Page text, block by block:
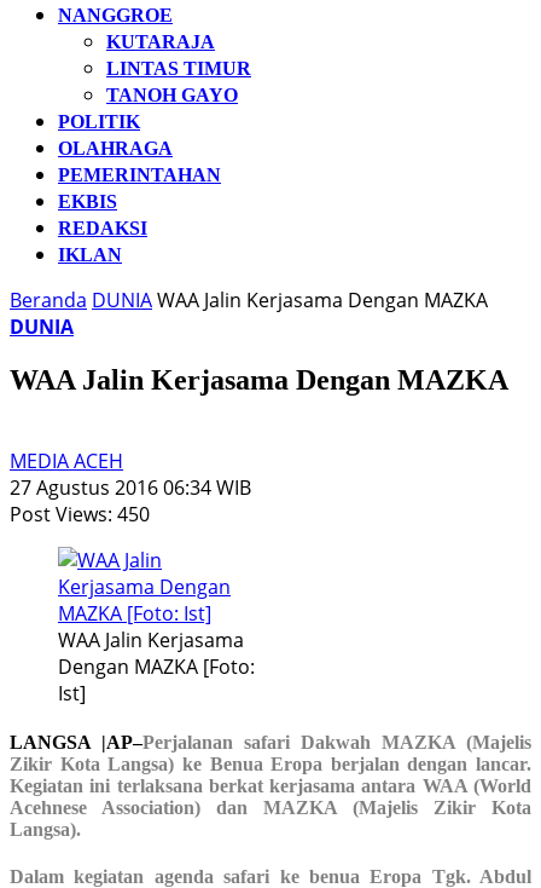
NANGGROE
KUTARAJA
LINTAS TIMUR
TANOH GAYO
POLITIK
OLAHRAGA
PEMERINTAHAN
EKBIS
REDAKSI
IKLAN
Beranda DUNIAWAA Jalin Kerjasama Dengan MAZKA
DUNIA
WAA Jalin Kerjasama Dengan MAZKA
MEDIA ACEH
27 Agustus 2016 06:34 WIB
Post Views: 450
WAA Jalin Kerjasama
Dengan MAZKA [Foto:
Ist]
LANGSA |AP–Perjalanan safari Dakwah MAZKA (Majelis
Zikir Kota Langsa) ke Benua Eropa berjalan dengan lancar.
Kegiatan ini terlaksana berkat kerjasama antara WAA (World
Acehnese Association) dan MAZKA (Majelis Zikir Kota
Langsa).
Dalam kegiatan agenda safari ke benua Eropa Tgk. Abdul